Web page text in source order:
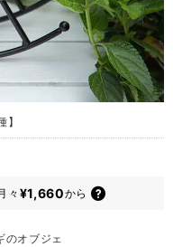
々 ¥1,660から
のオブジェ